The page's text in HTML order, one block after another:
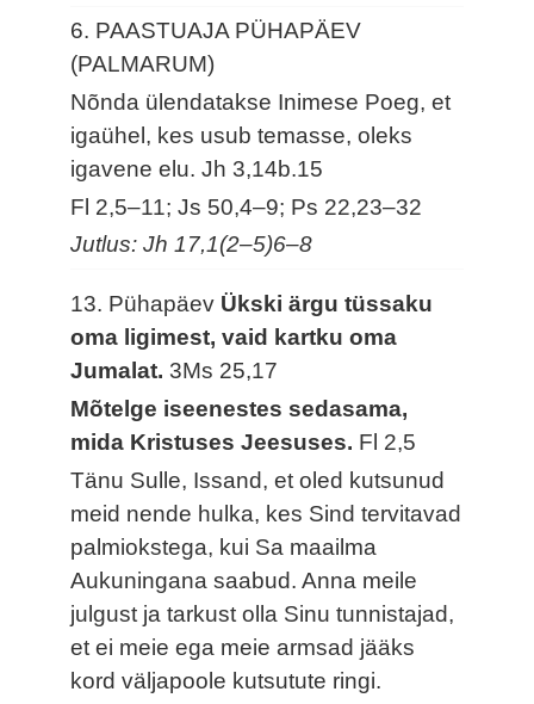
6. PAASTUAJA PÜHAPÄEV
(PALMARUM)
Nõnda ülendatakse Inimese Poeg, et
igaühel, kes usub temasse, oleks
igavene elu.Jh 3,14b.15
Fl 2,5–11; Js 50,4–9; Ps 22,23–32
Jutlus: Jh 17,1(2–5)6–8
13. Pühapäev Ükski ärgu tüssaku
oma ligimest, vaid kartku oma
Jumalat.3Ms 25,17
Mõtelge iseenestes sedasama,
mida Kristuses Jeesuses. Fl 2,5
Tänu Sulle, Issand, et oled kutsunud
meid nende hulka, kes Sind tervitavad
palmiokstega, kui Sa maailma
Aukuningana saabud. Anna meile
julgust ja tarkust olla Sinu tunnistajad,
et ei meie ega meie armsad jääks
kord väljapoole kutsutute ringi.